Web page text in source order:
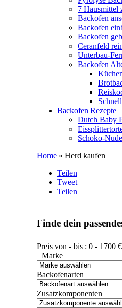
7 Hausmittel
Backofen
Backofen
Backofen
Ceranfeld
Unterbau-
Backofen
Backofen Rezepte
Dutch Baby
Schoko-
Home » Herd kaufen
Teilen
Tweet
Teilen
Finde dein
Preis von - bis : 0 - 1700 €
Marke
Backofenarten
Zusatzkomponenten